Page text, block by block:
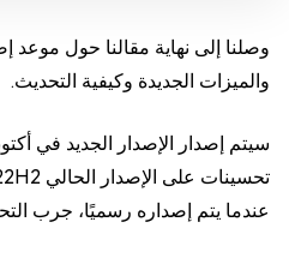
والميزات الجديدة وكيفية التحديث.
عندما يتم إصداره رسميًا، جرب